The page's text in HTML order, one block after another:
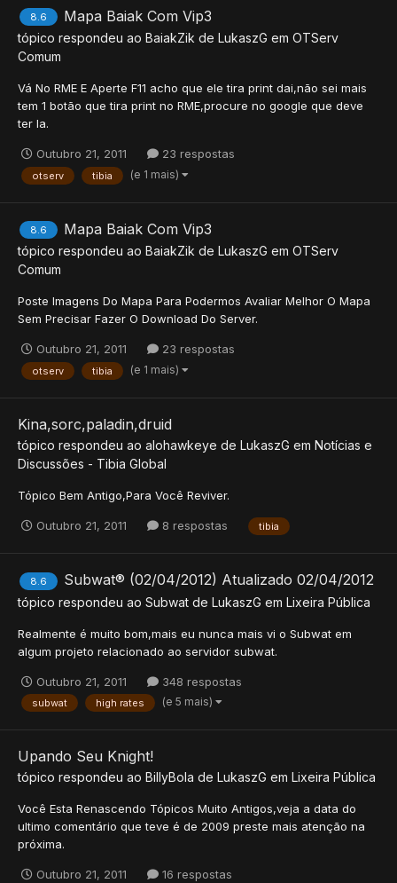
8.6 Mapa Baiak Com Vip3
tópico respondeu ao BaiakZik de LukaszG em OTServ
Comum
Vá No RME E Aperte F11 acho que ele tira print dai,não sei mais
tem 1 botão que tira print no RME,procure no google que deve
ter la.
Outubro 21, 2011 23 respostas
otserv tibia (e 1 mais)
8.6 Mapa Baiak Com Vip3
tópico respondeu ao BaiakZik de LukaszG em OTServ
Comum
Poste Imagens Do Mapa Para Podermos Avaliar Melhor O Mapa
Sem Precisar Fazer O Download Do Server.
Outubro 21, 2011 23 respostas
otserv tibia (e 1 mais)
Kina,sorc,paladin,druid
tópico respondeu ao alohawkeye de LukaszG em Notícias e
Discussões - Tibia Global
Tópico Bem Antigo,Para Você Reviver.
Outubro 21, 2011 8 respostas tibia
8.6 Subwat® (02/04/2012) Atualizado 02/04/2012
tópico respondeu ao Subwat de LukaszG em Lixeira Pública
Realmente é muito bom,mais eu nunca mais vi o Subwat em
algum projeto relacionado ao servidor subwat.
Outubro 21, 2011 348 respostas
subwat high rates (e 5 mais)
Upando Seu Knight!
tópico respondeu ao BillyBola de LukaszG em Lixeira Pública
Você Esta Renascendo Tópicos Muito Antigos,veja a data do
ultimo comentário que teve é de 2009 preste mais atenção na
próxima.
Outubro 21, 2011 16 respostas